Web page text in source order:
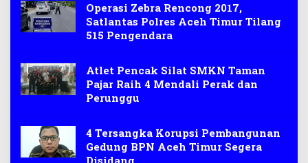
Operasi Zebra Rencong 2017,
Satlantas Polres Aceh Timur Tilang
515 Pengendara
Atlet Pencak Silat SMKN Taman
Pajar Raih 4 Mendali Perak dan
Perunggu
4 Tersangka Korupsi Pembangunan
Gedung BPN Aceh Timur Segera